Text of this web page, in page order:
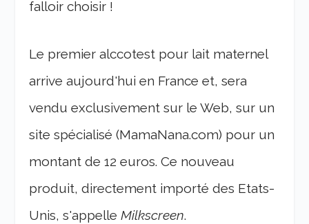
falloir choisir !
Le premier alccotest pour lait maternel
arrive aujourd'hui en France et, sera
vendu exclusivement sur le Web, sur un
site spécialisé (MamaNana.com) pour un
montant de 12 euros. Ce nouveau
produit, directement importé des Etats-
Unis, s'appelleMilkscreen.